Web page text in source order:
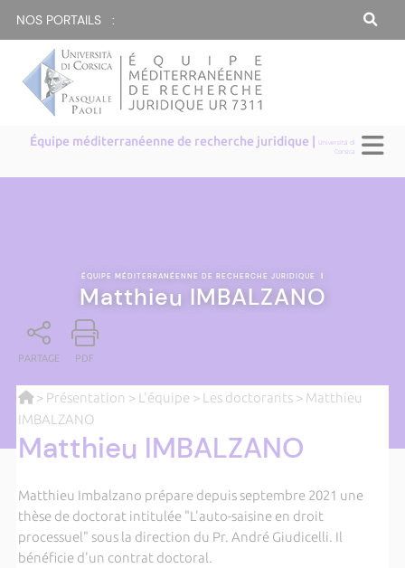
NOS PORTAILS :
Équipe méditerranéenne de recherche juridique |Università di
Corsica
ÉQUIPE MÉDITERRANÉENNE DE RECHERCHE JURIDIQUE |
Matthieu IMBALZANO
PARTAGE PDF
> Présentation > L'équipe > Les doctorants> Matthieu
IMBALZANO
Matthieu IMBALZANO
Matthieu Imbalzano prépare depuis septembre 2021 une
thèse de doctorat intitulée "L'auto-saisine en droit
processuel" sous la direction du Pr. André Giudicelli. Il
bénéficie d'un contrat doctoral.